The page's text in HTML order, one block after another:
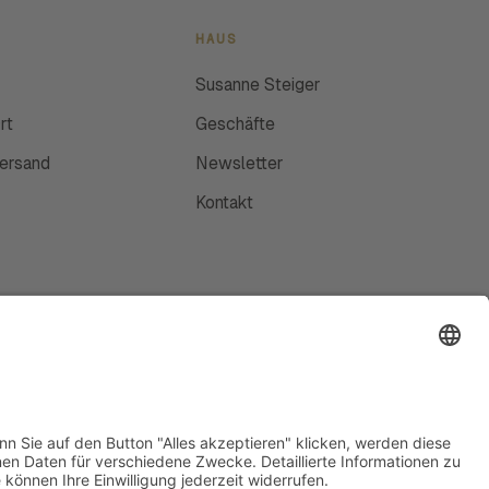
HAUS
Susanne Steiger
Geschäfte
Newsletter
Kontakt